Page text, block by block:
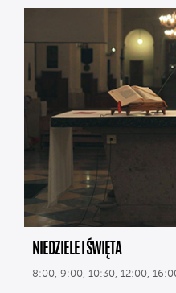
NIEDZIELE I ŚWIĘTA
8:00, 9:00, 10:30, 12:00,